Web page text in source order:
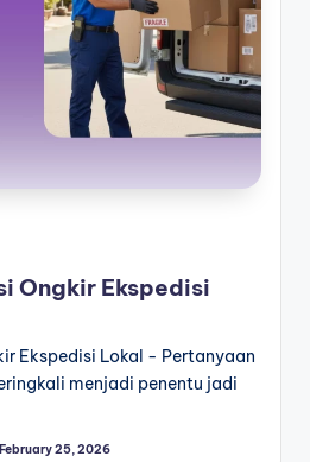
Ongkir Ekspedisi
Ekspedisi Lokal - Pertanyaan
menjadi penentu jadi
February 25, 2026